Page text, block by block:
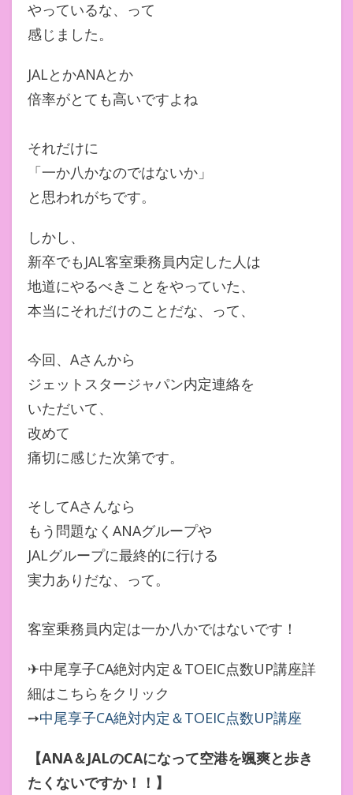
やっているな、って
感じました。
JALとかANAとか
倍率がとても高いですよね
それだけに
「一か八かなのではないか」
と思われがちです。
しかし、
新卒でもJAL客室乗務員内定した人は
地道にやるべきことをやっていた、
本当にそれだけのことだな、って、
今回、Aさんから
ジェットスタージャパン内定連絡を
いただいて、
改めて
痛切に感じた次第です。
そしてAさんなら
もう問題なくANAグループや
JALグループに最終的に行ける
実力ありだな、って。
客室乗務員内定は一か八かではないです！
✈中尾享子CA絶対内定＆TOEIC点数UP講座詳
細はこちらをクリック
➙中尾享子CA絶対内定＆TOEIC点数UP講座
【ANA＆JALのCAになって空港を颯爽と歩き
たくないですか！！】